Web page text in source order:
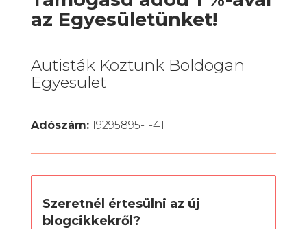
az Egyesületünket!
Autisták Köztünk Boldogan
Egyesület
Adószám:19295895-1-41
Szeretnél értesülni az új
blogcikkekről?